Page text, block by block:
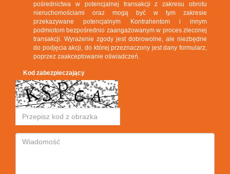
pośrednictwa w potencjalnej transakcji z zakresu obrotu
nieruchomościami oraz mogą być w tym zakresie
przekazywane potencjalnym Kontrahentom i innym
podmiotom bezpośrednio zaangażowanym w proces zleconej
transakcji. Wyrażenie zgody jest dobrowolne, ale niezbędne
do podjęcia akcji, do której przeznaczony jest dany formularz,
poprzez zaakceptowanie oświadczeń.
Kod zabezpieczający